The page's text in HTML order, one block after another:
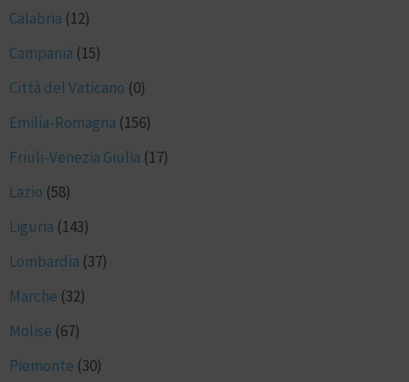
Calabria (12)
Campania (15)
Città del Vaticano (0)
Emilia-Romagna (156)
Friuli-Venezia Giulia (17)
Lazio (58)
Liguria (143)
Lombardia (37)
Marche (32)
Molise (67)
Piemonte (30)